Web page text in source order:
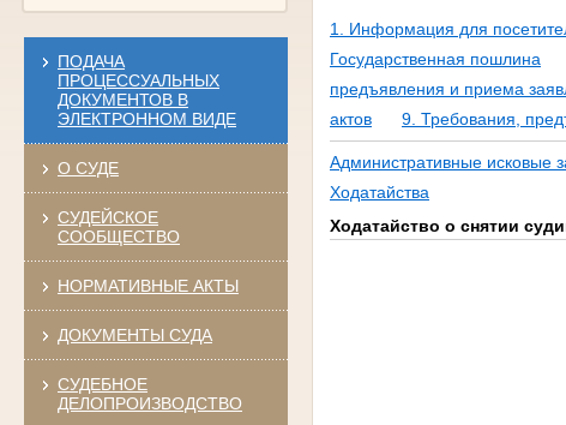
ПОДАЧА
ПРОЦЕССУАЛЬНЫХ
ДОКУМЕНТОВ В
ЭЛЕКТРОННОМ ВИДЕ
О СУДЕ
СУДЕЙСКОЕ
СООБЩЕСТВО
НОРМАТИВНЫЕ АКТЫ
ДОКУМЕНТЫ СУДА
СУДЕБНОЕ
ДЕЛОПРОИЗВОДСТВО
1. Информация для
Государственная пошлина
предъявления и приема
актов
9. Требования,
Административные исковые
Ходатайства
Ходатайство о снятии